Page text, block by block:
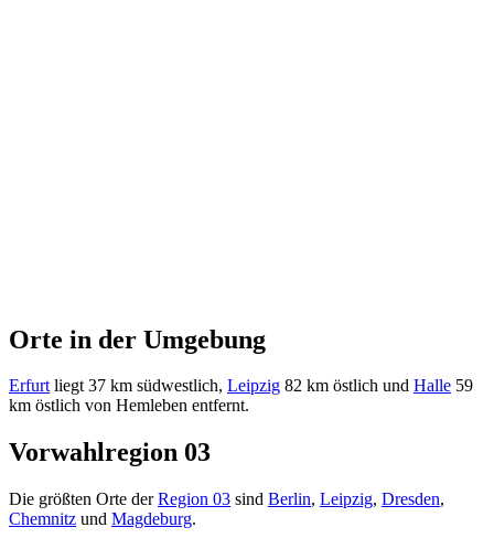
Orte in der Umgebung
Erfurtliegt 37 km südwestlich, Leipzig 82 km östlich und Halle 59
km östlich von Hemleben entfernt.
Vorwahlregion 03
Die größten Orte derRegion 03 sind Berlin, Leipzig, Dresden,
Chemnitz und Magdeburg.